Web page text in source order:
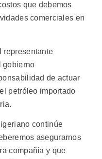
que debemos
comerciales en
representante
gobierno
de actuar
petróleo importado
continúe
asegurarnos
compañía y que